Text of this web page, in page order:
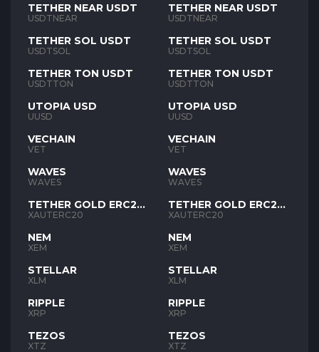
TETHER NEAR USDT
USDTNEAR
TETHER SOL USDT
USDTSOL
TETHER TON USDT
USDTTON
UTOPIA USD
UUSD
VECHAIN
VET
WAVES
WAVES
TETHER GOLD ERC20
XAUT
XAUTERC20
NEM
XEM
STELLAR
XLM
RIPPLE
XRP
TEZOS
XTZ
TETHER NEAR USDT
USDTNEAR
TETHER SOL USDT
USDTSOL
TETHER TON USDT
USDTTON
UTOPIA USD
UUSD
VECHAIN
VET
WAVES
WAVES
TETHER GOLD ERC20
XAUT
XAUTERC20
NEM
XEM
STELLAR
XLM
RIPPLE
XRP
TEZOS
XTZ